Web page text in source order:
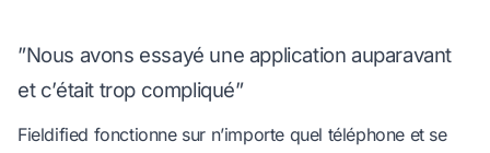
”Nous avons essayé une application auparavant
et c’était trop compliqué”
Fieldified fonctionne sur n’importe quel téléphone et se